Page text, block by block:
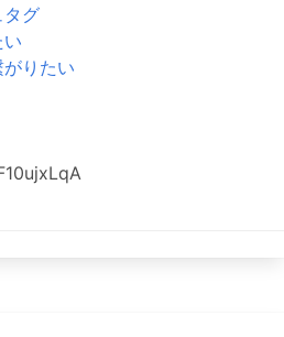
タグ
りたい